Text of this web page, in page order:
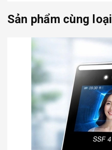
Sản phẩm cùng loại